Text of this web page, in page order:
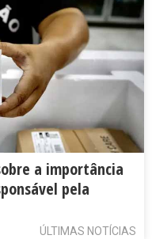
a importância
pela
ÚLTIMAS NOTÍCIAS